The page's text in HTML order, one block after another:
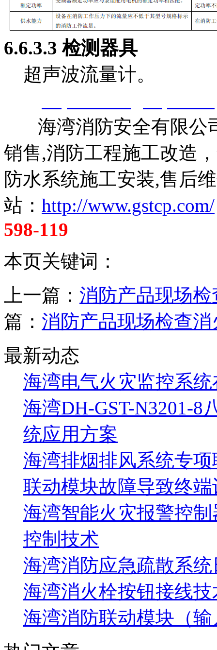
6.6.3.3检测器具
超声波流量计。
海湾消防安全有限公
销售,消防工程施工改造
防水系统施工安装,售后
站： http://www.gstcp.com/
598-119
本页关键词：
上一篇： 消防产品现场
篇： 消防产品现场检查
最新动态
海湾电气火灾监控系
海湾DH-GST-N3201-8
统应用方案
海湾排烟排风系统专
联动模块故障导致终
海湾智能火灾报警控
控制技术
海湾消防应急疏散系
海湾消火栓按钮接线
海湾消防联动模块（